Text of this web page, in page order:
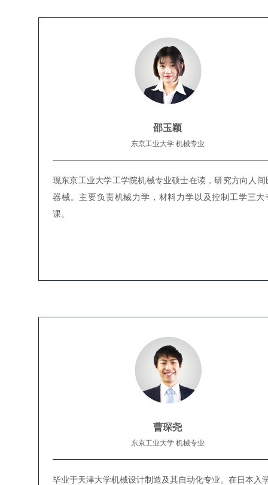
邵玉颖
东京工业大学 机械专业
现东京工业大学工学院机械专业硕士在读，研究方向人间
器械。主要负责机械力学，材料力学以及控制工学三大
课。
曹琛尧
东京工业大学 机械专业
毕业于天津大学机械设计制造及其自动化专业。在日本入